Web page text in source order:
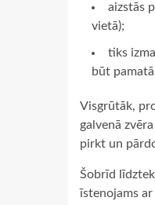
aizstās
vietā);
tiks
būt
Visgrūtāk,
galvenā
pirkt un
Šobrīd
īstenojams